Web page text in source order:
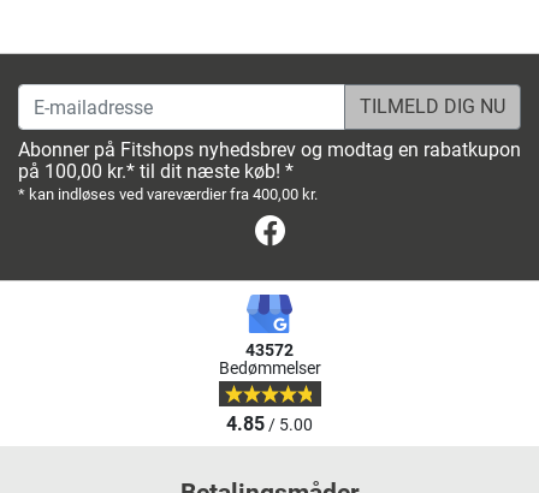
E-mailadresse
Abonner på Fitshops nyhedsbrev og modtag en rabatkupon
på 100,00 kr.* til dit næste køb! *
* kan indløses ved vareværdier fra 400,00 kr.
43572
Bedømmelser
4.85/ 5.00